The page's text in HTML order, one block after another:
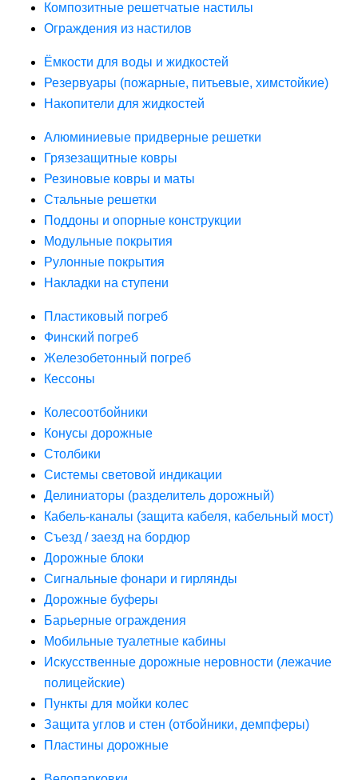
Композитные решетчатые настилы
Ограждения из настилов
Ёмкости для воды и жидкостей
Резервуары (пожарные, питьевые, химстойкие)
Накопители для жидкостей
Алюминиевые придверные решетки
Грязезащитные ковры
Резиновые ковры и маты
Стальные решетки
Поддоны и опорные конструкции
Модульные покрытия
Рулонные покрытия
Накладки на ступени
Пластиковый погреб
Финский погреб
Железобетонный погреб
Кессоны
Колесоотбойники
Конусы дорожные
Столбики
Системы световой индикации
Делиниаторы (разделитель дорожный)
Кабель-каналы (защита кабеля, кабельный мост)
Съезд / заезд на бордюр
Дорожные блоки
Сигнальные фонари и гирлянды
Дорожные буферы
Барьерные ограждения
Мобильные туалетные кабины
Искусственные дорожные неровности (лежачие
полицейские)
Пункты для мойки колес
Защита углов и стен (отбойники, демпферы)
Пластины дорожные